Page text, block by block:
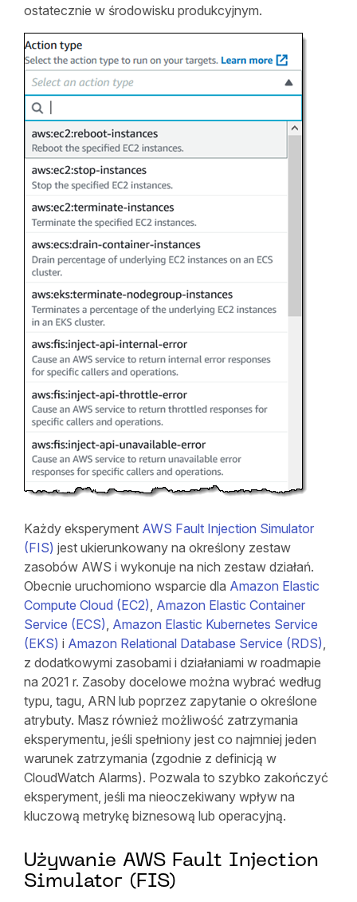
ostatecznie w środowisku produkcyjnym.
Każdy eksperyment AWS Fault Injection Simulator
(FIS) jest ukierunkowany na określony zestaw
zasobów AWS i wykonuje na nich zestaw działań.
Obecnie uruchomiono wsparcie dla Amazon Elastic
Compute Cloud (EC2), Amazon Elastic Container
Service (ECS), Amazon Elastic Kubernetes Service
(EKS) i Amazon Relational Database Service (RDS),
z dodatkowymi zasobami i działaniami w roadmapie
na 2021 r. Zasoby docelowe można wybrać według
typu, tagu, ARN lub poprzez zapytanie o określone
atrybuty. Masz również możliwość zatrzymania
eksperymentu, jeśli spełniony jest co najmniej jeden
warunek zatrzymania (zgodnie z definicją w
CloudWatch Alarms). Pozwala to szybko zakończyć
eksperyment, jeśli ma nieoczekiwany wpływ na
kluczową metrykę biznesową lub operacyjną.
Używanie AWS Fault Injection
Simulator (FIS)